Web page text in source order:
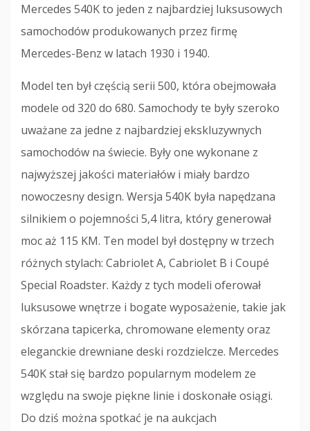
Mercedes 540K to jeden z najbardziej luksusowych
samochodów produkowanych przez firmę
Mercedes-Benz w latach 1930 i 1940.
Model ten był częścią serii 500, która obejmowała
modele od 320 do 680. Samochody te były szeroko
uważane za jedne z najbardziej ekskluzywnych
samochodów na świecie. Były one wykonane z
najwyższej jakości materiałów i miały bardzo
nowoczesny design. Wersja 540K była napędzana
silnikiem o pojemności 5,4 litra, który generował
moc aż 115 KM. Ten model był dostępny w trzech
różnych stylach: Cabriolet A, Cabriolet B i Coupé
Special Roadster. Każdy z tych modeli oferował
luksusowe wnętrze i bogate wyposażenie, takie jak
skórzana tapicerka, chromowane elementy oraz
eleganckie drewniane deski rozdzielcze. Mercedes
540K stał się bardzo popularnym modelem ze
względu na swoje piękne linie i doskonałe osiągi.
Do dziś można spotkać je na aukcjach